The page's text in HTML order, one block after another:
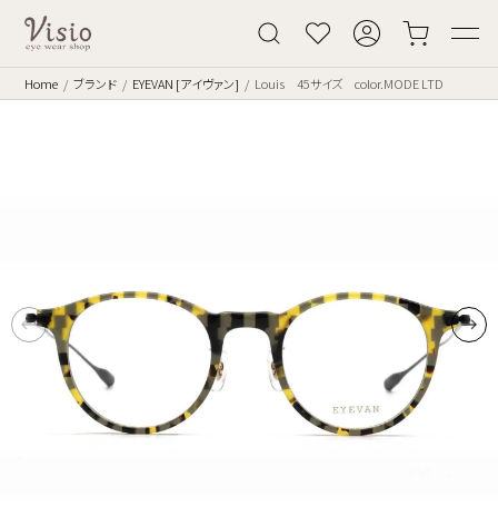
Home ブランド EYEVAN [アイヴァン] Louis 45サイズ color.MODE LTD